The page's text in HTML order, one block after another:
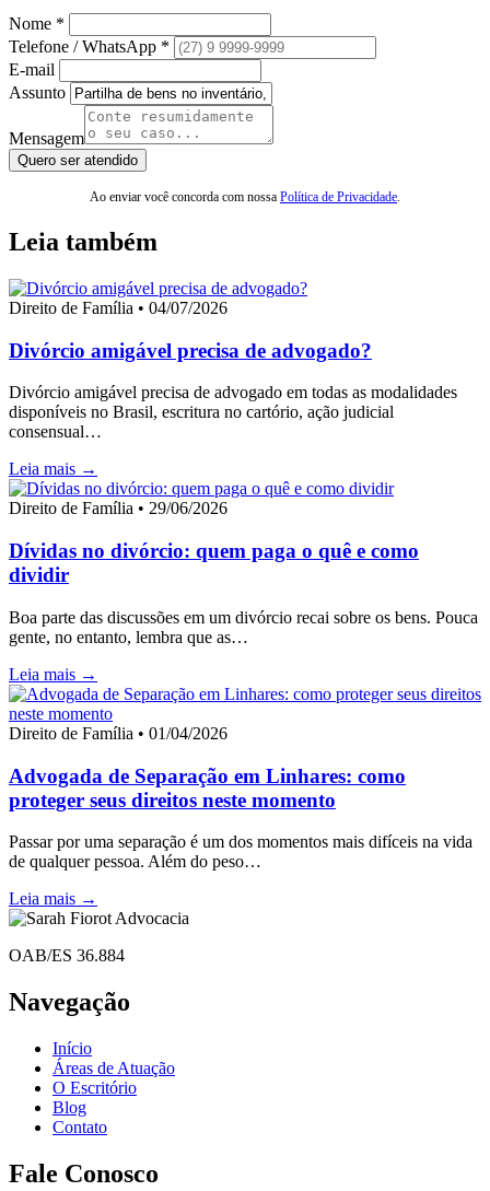
Nome *
Telefone / WhatsApp *
E-mail
Assunto
Mensagem
Quero ser atendido
Ao enviar você concorda com nossa Política de Privacidade.
Leia também
Direito de Família • 04/07/2026
Divórcio amigável precisa de advogado?
Divórcio amigável precisa de advogado em todas as modalidades
disponíveis no Brasil, escritura no cartório, ação judicial
consensual…
Leia mais →
Direito de Família • 29/06/2026
Dívidas no divórcio: quem paga o quê e como
dividir
Boa parte das discussões em um divórcio recai sobre os bens. Pouca
gente, no entanto, lembra que as…
Leia mais →
Direito de Família • 01/04/2026
Advogada de Separação em Linhares: como
proteger seus direitos neste momento
Passar por uma separação é um dos momentos mais difíceis na vida
de qualquer pessoa. Além do peso…
Leia mais →
OAB/ES 36.884
Navegação
Início
Áreas de Atuação
O Escritório
Blog
Contato
Fale Conosco